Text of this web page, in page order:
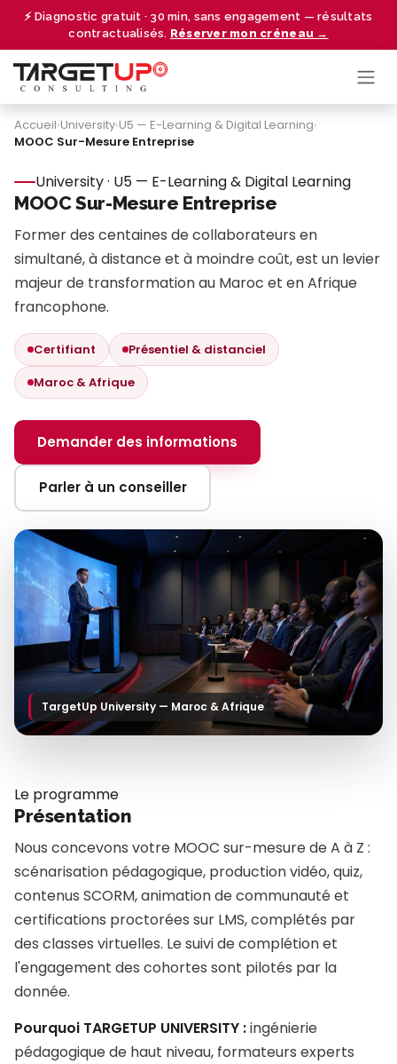
⚡ Diagnostic gratuit · 30 min, sans engagement — résultats
contractualisés. Réserver mon créneau →
Se rendre au contenu
Accueil›University›U5 — E-Learning & Digital Learning›
MOOC Sur-Mesure Entreprise
University · U5 — E-Learning & Digital Learning
MOOC Sur-Mesure Entreprise
Former des centaines de collaborateurs en
simultané, à distance et à moindre coût, est un levier
majeur de transformation au Maroc et en Afrique
francophone.
Certifiant
Présentiel & distanciel
Maroc & Afrique
Demander des informations
Parler à un conseiller
TargetUp University — Maroc & Afrique
Le programme
Présentation
Nous concevons votre MOOC sur-mesure de A à Z :
scénarisation pédagogique, production vidéo, quiz,
contenus SCORM, animation de communauté et
certifications proctorées sur LMS, complétés par
des classes virtuelles. Le suivi de complétion et
l'engagement des cohortes sont pilotés par la
donnée.
Pourquoi TARGETUP UNIVERSITY :ingénierie
pédagogique de haut niveau, formateurs experts